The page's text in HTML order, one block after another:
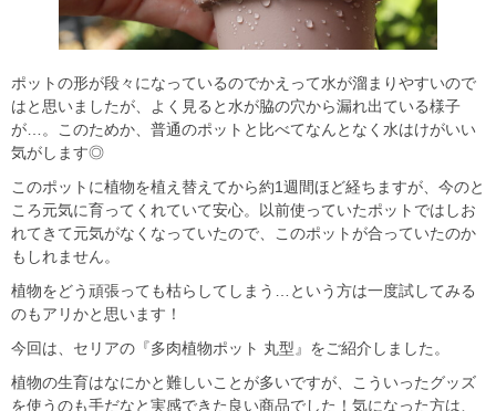
ポットの形が段々になっているのでかえって水が溜まりやすいので
はと思いましたが、よく見ると水が脇の穴から漏れ出ている様子
が…。このためか、普通のポットと比べてなんとなく水はけがいい
気がします◎
このポットに植物を植え替えてから約1週間ほど経ちますが、今のと
ころ元気に育ってくれていて安心。以前使っていたポットではしお
れてきて元気がなくなっていたので、このポットが合っていたのか
もしれません。
植物をどう頑張っても枯らしてしまう…という方は一度試してみる
のもアリかと思います！
今回は、セリアの『多肉植物ポット 丸型』をご紹介しました。
植物の生育はなにかと難しいことが多いですが、こういったグッズ
を使うのも手だなと実感できた良い商品でした！気になった方は、